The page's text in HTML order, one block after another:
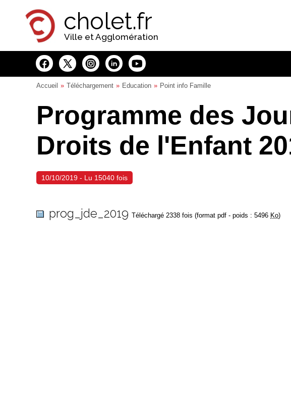
cholet.fr
Ville et Agglomération
Accueil Téléchargement Education Point info Famille
Programme des
Droits de l'Enfant
10/10/2019 - Lu 15040 fois
prog_jde_2019 Téléchargé 2338 fois (format pdf - poids : 5496 Ko)